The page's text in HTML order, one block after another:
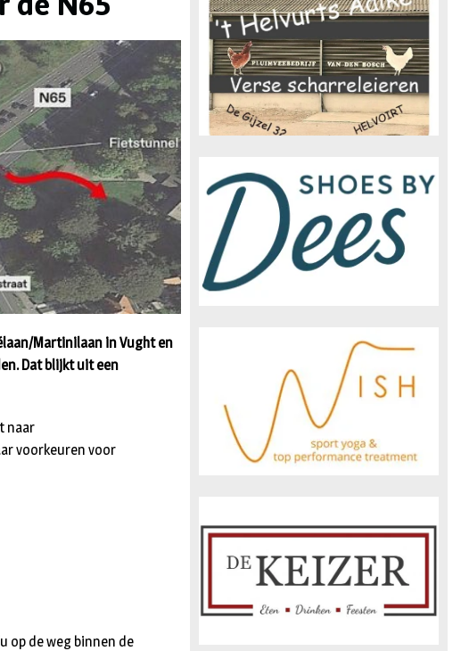
Martinilaan in Vught en
Dat blijkt uit een
naar
voorkeuren voor
op de weg binnen de
n